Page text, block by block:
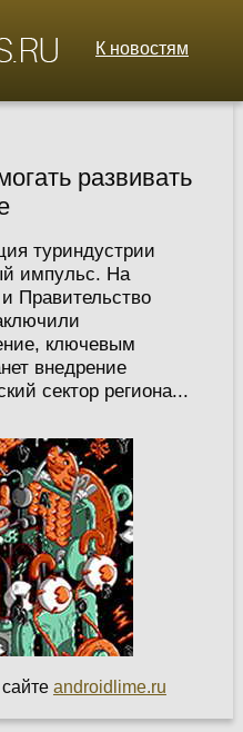
К новостям
развивать
туриндустрии
импульс. На
Правительство
ключевым
внедрение
сектор региона...
androidlime.ru